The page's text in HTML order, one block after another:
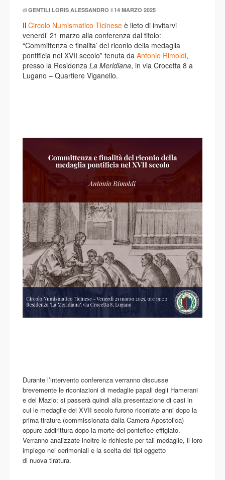
di GENTILI LORIS ALESSANDRO il 14 MARZO 2025
Il Circolo Numismatico Ticinese è lieto di invitarvi
venerdi’ 21 marzo alla conferenza dal titolo:
“Committenza e finalita’ del riconio della medaglia
pontificia nel XVII secolo” tenuta da Antonio Rimoldi,
presso la Residenza La Meridiana, in via Crocetta 8 a
Lugano – Quartiere Viganello.
Durante l’intervento conferenza verranno discusse
brevemente le riconiazioni di medaglie papali degli Hamerani
e del Mazio; si passerà quindi alla presentazione di casi in
cui le medaglie del XVII secolo furono riconiate anni dopo la
prima tiratura (commissionata dalla Camera Apostolica)
oppure addirittura dopo la morte del pontefice effigiato.
Verranno analizzate inoltre le richieste per tali medaglie, il loro
impiego nei cerimoniali e la scelta dei tipi oggetto
di nuova tiratura.